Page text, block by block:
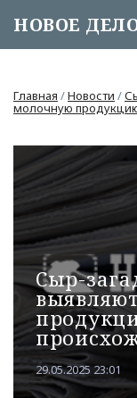
НОВОЕ
Главная /Новости /
молочную
Сыр-
29.05.2025 23:01